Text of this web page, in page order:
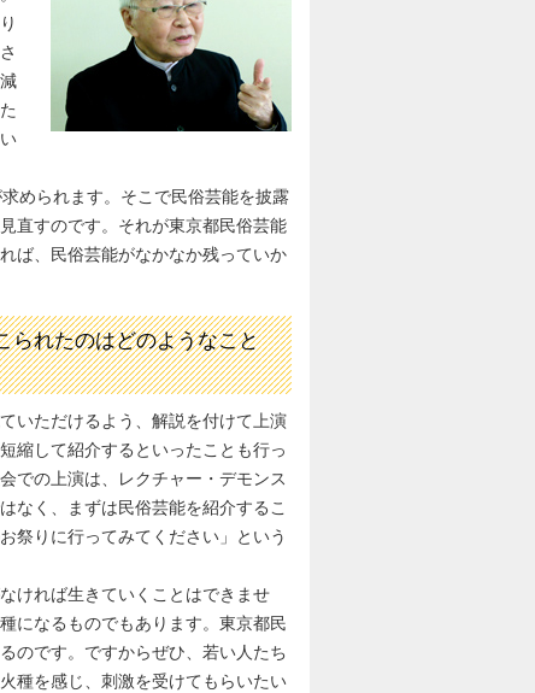
められます。そこで民俗芸能を披露
直すのです。それが東京都民俗芸能
ば、民俗芸能がなかなか残っていか
られたのはどのようなこと
いただけるよう、解説を付けて上演
縮して紹介するといったことも行っ
での上演は、レクチャー・デモンス
なく、まずは民俗芸能を紹介するこ
祭りに行ってみてください」という
ければ生きていくことはできませ
になるものでもあります。東京都民
のです。ですからぜひ、若い人たち
種を感じ、刺激を受けてもらいたい